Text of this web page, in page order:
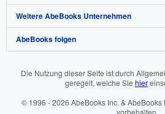
Meine Bestellungen
Warenkorb
Empfehlen Sie einen Verkäufer
Presse
Karriere
Cookie-Einstellungen
Cookie-Hinweis
Hilfebereich
Kundenservice
Weitere AbeBooks Unternehmen
AbeBooks.com
AbeBooks.it
AbeBooks folgen
Die Nutzung dieser Seite ist durch
geregelt, welche Sie hier
© 1996 - 2026 AbeBooks Inc. & AbeBooks
vorbehalten.